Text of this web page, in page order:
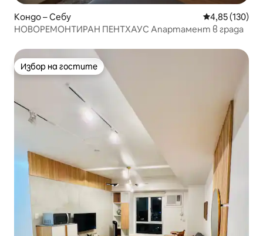
Кондо – Себу Средна
4,85 (130)
НОВОРЕМОНТИРАН ПЕНТХАУС Апартамент в града
Избор на гостите
Избор на гостите